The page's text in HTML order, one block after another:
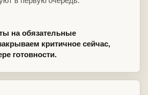
на обязательные
критичное сейчас,
готовности.